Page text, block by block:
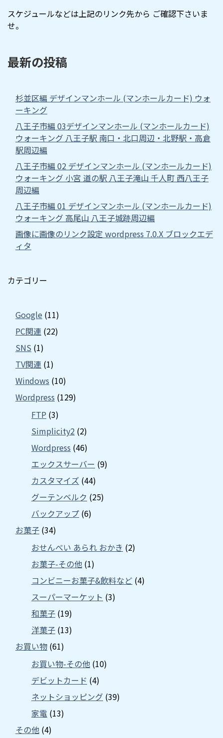
スケジュールなどは上記のリンク先から ご確認下さいま
せ。
最新の投稿
杉並区編 デザインマンホール (マンホールカード) ウォ
ーキング
八王子市編 03デザインマンホール (マンホールカード)
ウォーキング 八王子駅 南口・北口周辺・北野駅・高倉
駅周辺編
八王子市編 02 デザインマンホール (マンホールカード)
ウォーキング 小宮 道の駅 八王子滝山 千人町 西八王子
周辺編
八王子市編 01 デザインマンホール (マンホールカード)
ウォーキング 高尾山 八王子城跡周辺編
画像に画像のリンク設定 wordpress 7.0.X ブロックエデ
ィタ
カテゴリー
Google (11)
PC関連 (22)
SNS (1)
TV関連 (1)
Windows (10)
Wordpress (129)
FTP (3)
Simplicity2 (2)
Wordpress (46)
エックスサーバー (9)
カスタマイズ (44)
グーテンベルク (25)
バックアップ (6)
お菓子 (34)
おせんべい あられ おかき (2)
お菓子-その他 (1)
コンビニーお菓子&飲料など (4)
スーパーマーケット (3)
和菓子 (19)
洋菓子 (13)
お買い物 (61)
お買い物-その他 (10)
デビットカード (4)
ネットショッピング (39)
家電 (13)
その他 (4)